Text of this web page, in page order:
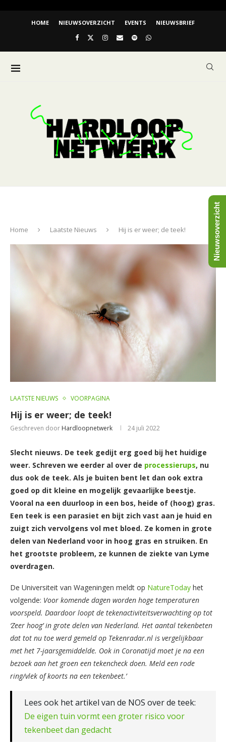
HOME NIEUWSOVERZICHT EVENTS NIEUWSBRIEF
Home Laatste Nieuws Hij is er weer; de teek!
LAATSTE NIEUWS VOORPAGINA
Hij is er weer; de teek!
Geschreven door Hardloopnetwerk 24 juli 2022
Slecht nieuws. De teek gedijt erg goed bij het huidige
weer. Schreven we eerder al over de processierups, nu
dus ook de teek. Als je buiten bent let dan ook extra
goed op dit kleine en mogelijk gevaarlijke beestje.
Vooral na een duurloop in een bos, heide of (hoog) gras.
Een teek is een parasiet en bijt zich vast aan je huid en
zuigt zich vervolgens vol met bloed. Ze komen in grote
delen van Nederland voor in hoog gras en struiken. En
het grootste probleem, ze kunnen de ziekte van Lyme
overdragen.
De Universiteit van Wageningen meldt op NatureToday het
volgende: Voor komende dagen worden hoge temperaturen
voorspeld. Daardoor loopt de tekenactiviteitsverwachting op tot
‘Zeer hoog’ in grote delen van Nederland. Het aantal tekenbeten
dat tot nu toe werd gemeld op Tekenradar.nl is vergelijkbaar
met het 7-jaarsgemiddelde. Ook in Coronatijd moet je na een
bezoek aan het groen een tekencheck doen. Meld een rode
ring/vlek of koorts na een tekenbeet.’
Lees ook het artikel van de NOS over de teek:
De eigen tuin vormt een groter risico voor
tekenbeet dan gedacht
Nieuwsoverzicht